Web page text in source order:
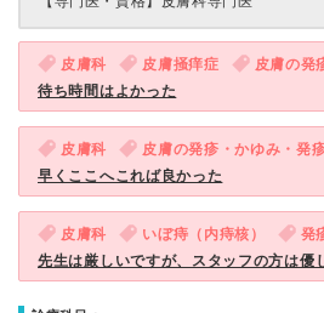
皮膚科 皮膚掻痒症 皮膚の発
待ち時間はよかった
皮膚科 皮膚の発疹・かゆみ・発
早くここへこれば良かった
皮膚科 いぼ痔（内痔核） 発
先生は厳しいですが、スタッフの方は優